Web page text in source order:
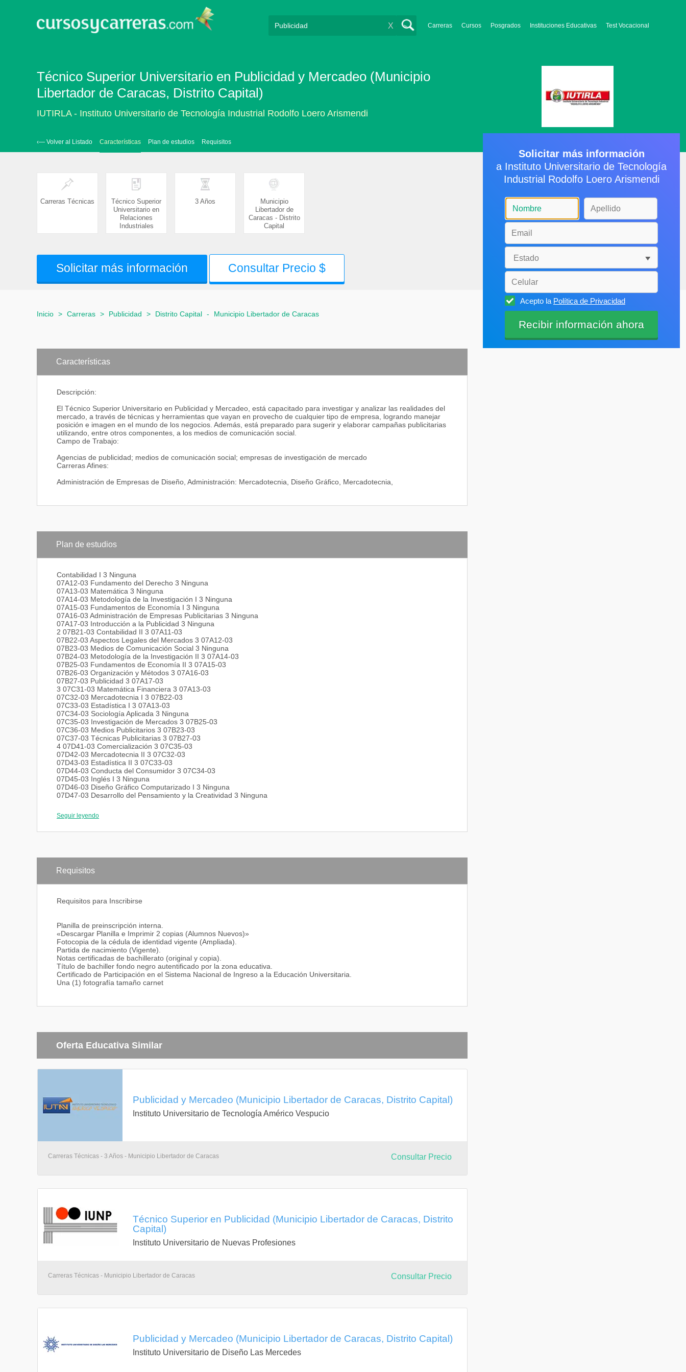
Carreras Cursos Posgrados Instituciones Educativas Test Vocacional
X
Técnico Superior Universitario en Publicidad y Mercadeo (Municipio
Libertador de Caracas, Distrito Capital)
IUTIRLA - Instituto Universitario de Tecnología Industrial Rodolfo Loero Arismendi
‹— Volver al Listado Características Plan de estudios Requisitos
Carreras Técnicas
Técnico Superior
Universitario en
Relaciones
Industriales
3 Años
Municipio
Libertador de
Caracas - Distrito
Capital
Solicitar más información Consultar Precio $
Inicio > Carreras > Publicidad > Distrito Capital - Municipio Libertador de Caracas
Características
Descripción:
El Técnico Superior Universitario en Publicidad y Mercadeo, está capacitado para investigar y analizar las realidades del
mercado, a través de técnicas y herramientas que vayan en provecho de cualquier tipo de empresa, logrando manejar
posición e imagen en el mundo de los negocios. Además, está preparado para sugerir y elaborar campañas publicitarias
utilizando, entre otros componentes, a los medios de comunicación social.
Campo de Trabajo:
Agencias de publicidad; medios de comunicación social; empresas de investigación de mercado
Carreras Afines:
Administración de Empresas de Diseño, Administración: Mercadotecnia, Diseño Gráfico, Mercadotecnia,
Plan de estudios
Contabilidad I 3 Ninguna
07A12-03 Fundamento del Derecho 3 Ninguna
07A13-03 Matemática 3 Ninguna
07A14-03 Metodología de la Investigación I 3 Ninguna
07A15-03 Fundamentos de Economía I 3 Ninguna
07A16-03 Administración de Empresas Publicitarias 3 Ninguna
07A17-03 Introducción a la Publicidad 3 Ninguna
2 07B21-03 Contabilidad II 3 07A11-03
07B22-03 Aspectos Legales del Mercados 3 07A12-03
07B23-03 Medios de Comunicación Social 3 Ninguna
07B24-03 Metodología de la Investigación II 3 07A14-03
07B25-03 Fundamentos de Economía II 3 07A15-03
07B26-03 Organización y Métodos 3 07A16-03
07B27-03 Publicidad 3 07A17-03
3 07C31-03 Matemática Financiera 3 07A13-03
07C32-03 Mercadotecnia I 3 07B22-03
07C33-03 Estadística I 3 07A13-03
07C34-03 Sociología Aplicada 3 Ninguna
07C35-03 Investigación de Mercados 3 07B25-03
07C36-03 Medios Publicitarios 3 07B23-03
07C37-03 Técnicas Publicitarias 3 07B27-03
4 07D41-03 Comercialización 3 07C35-03
07D42-03 Mercadotecnia II 3 07C32-03
07D43-03 Estadística II 3 07C33-03
07D44-03 Conducta del Consumidor 3 07C34-03
07D45-03 Inglés I 3 Ninguna
07D46-03 Diseño Gráfico Computarizado I 3 Ninguna
07D47-03 Desarrollo del Pensamiento y la Creatividad 3 Ninguna
07E52-03 Ética y Evaluación Publicitaria 2 07C37-03
07E53-03 Programación Neurolinguística 2 Ninguna
Seguir leyendo
Requisitos
Requisitos para Inscribirse
Planilla de preinscripción interna.
«Descargar Planilla e Imprimir 2 copias (Alumnos Nuevos)»
Fotocopia de la cédula de identidad vigente (Ampliada).
Partida de nacimiento (Vigente).
Notas certificadas de bachillerato (original y copia).
Título de bachiller fondo negro autentificado por la zona educativa.
Certificado de Participación en el Sistema Nacional de Ingreso a la Educación Universitaria.
Una (1) fotografía tamaño carnet
Oferta Educativa Similar
Publicidad y Mercadeo (Municipio Libertador de Caracas, Distrito Capital)
Instituto Universitario de Tecnología Américo Vespucio
Carreras Técnicas - 3 Años - Municipio Libertador de Caracas Consultar Precio
Técnico Superior en Publicidad (Municipio Libertador de Caracas, Distrito
Capital)
Instituto Universitario de Nuevas Profesiones
Carreras Técnicas - Municipio Libertador de Caracas Consultar Precio
Publicidad y Mercadeo (Municipio Libertador de Caracas, Distrito Capital)
Instituto Universitario de Diseño Las Mercedes
Solicitar más información
a Instituto Universitario de Tecnología
Industrial Rodolfo Loero Arismendi
Acepto la Política de Privacidad